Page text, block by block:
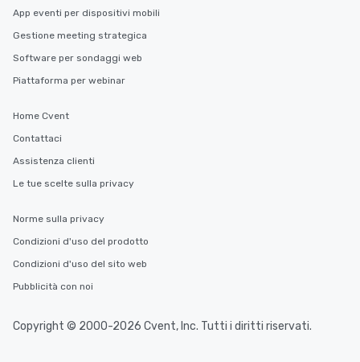
App eventi per dispositivi mobili
Gestione meeting strategica
Software per sondaggi web
Piattaforma per webinar
Home Cvent
Contattaci
Assistenza clienti
Le tue scelte sulla privacy
Norme sulla privacy
Condizioni d'uso del prodotto
Condizioni d'uso del sito web
Pubblicità con noi
Copyright © 2000-2026 Cvent, Inc. Tutti i diritti riservati.